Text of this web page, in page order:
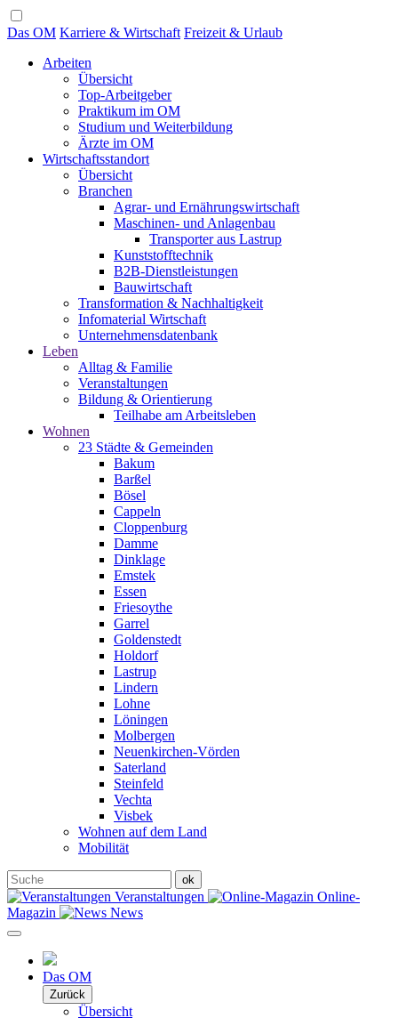
Das OM Karriere & Wirtschaft Freizeit & Urlaub
Arbeiten
Übersicht
Top-Arbeitgeber
Praktikum im OM
Studium und Weiterbildung
Ärzte im OM
Wirtschaftsstandort
Übersicht
Branchen
Agrar- und Ernährungswirtschaft
Maschinen- und Anlagenbau
Transporter aus Lastrup
Kunststofftechnik
B2B-Dienstleistungen
Bauwirtschaft
Transformation & Nachhaltigkeit
Infomaterial Wirtschaft
Unternehmensdatenbank
Leben
Alltag & Familie
Veranstaltungen
Bildung & Orientierung
Teilhabe am Arbeitsleben
Wohnen
23 Städte & Gemeinden
Bakum
Barßel
Bösel
Cappeln
Cloppenburg
Damme
Dinklage
Emstek
Essen
Friesoythe
Garrel
Goldenstedt
Holdorf
Lastrup
Lindern
Lohne
Löningen
Molbergen
Neuenkirchen-Vörden
Saterland
Steinfeld
Vechta
Visbek
Wohnen auf dem Land
Mobilität
Veranstaltungen
Online-
Magazin
News
Das OM
Zurück
Übersicht